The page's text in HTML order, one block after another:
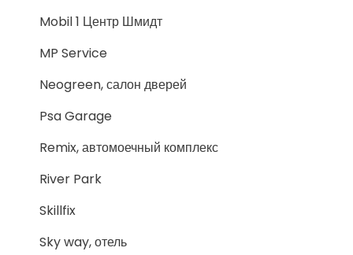
Mobil 1 Центр Шмидт
MP Service
Neogreen, салон дверей
Psa Garage
Remix, автомоечный комплекс
River Park
Skillfix
Sky way, отель